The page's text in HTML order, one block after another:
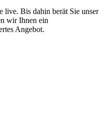
live. Bis dahin berät Sie unser
wir Ihnen ein
Angebot.